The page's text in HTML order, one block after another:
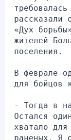
рассказали
«Дух
жителей
поселения.
В феврале
для бойцов
- Тогда в
Остался
хватало
раненых. Я